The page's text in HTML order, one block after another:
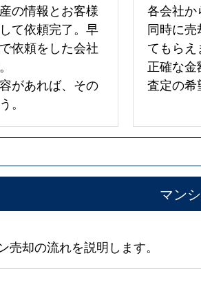
の情報とお客様
て依頼完了。早
依頼をした会社
があれば、その
。
各会社か
同時に売
てもらえ
正確な
査定の希
マン
売却の流れを説明します。